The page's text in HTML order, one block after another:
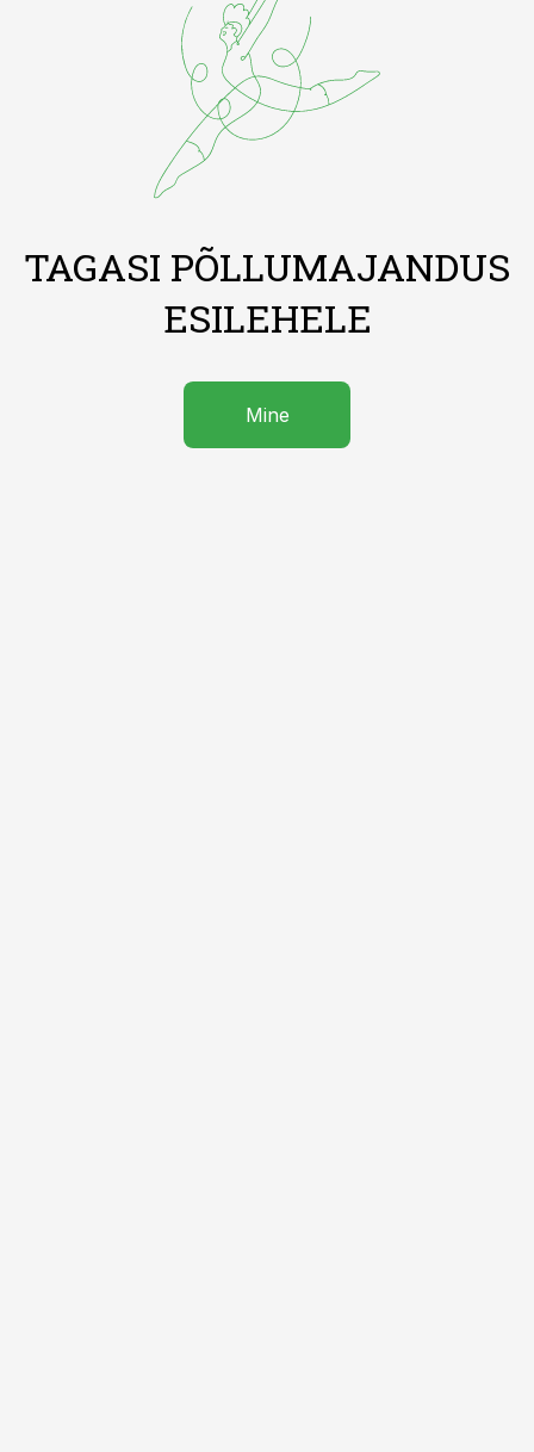
TAGASI PÕLLUMAJANDUS
ESILEHELE
Mine